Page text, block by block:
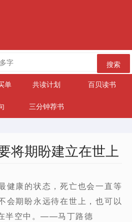
搜索
单 共读计划 百贝读书
三分钟荐书
将期盼建立在世上
健康的状态，死亡也会一直等
会期盼永远待在世上，也可以
半空中。——马丁路德